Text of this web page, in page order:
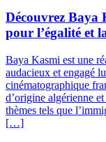
Découvrez Baya
pour l’égalité et
Baya Kasmi est une
audacieux et engagé
cinématographique
d’origine algérienne
thèmes tels que
[…]